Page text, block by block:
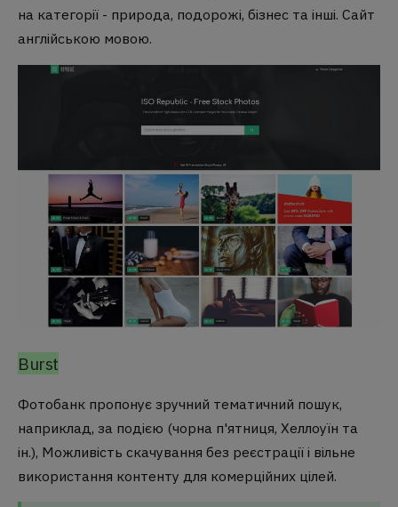
на категорії - природа, подорожі, бізнес та інші. Сайт
англійською мовою.
Burst
Фотобанк пропонує зручний тематичний пошук,
наприклад, за подією (чорна п'ятниця, Хеллоуїн та
ін.), Можливість скачування без реєстрації і вільне
використання контенту для комерційних цілей.